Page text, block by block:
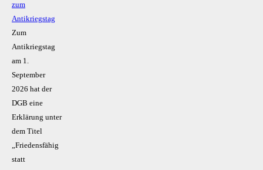
zum
Antikriegstag
Zum
Antikriegstag
am 1.
September
2026 hat der
DGB eine
Erklärung unter
dem Titel
„Friedensfähig
statt